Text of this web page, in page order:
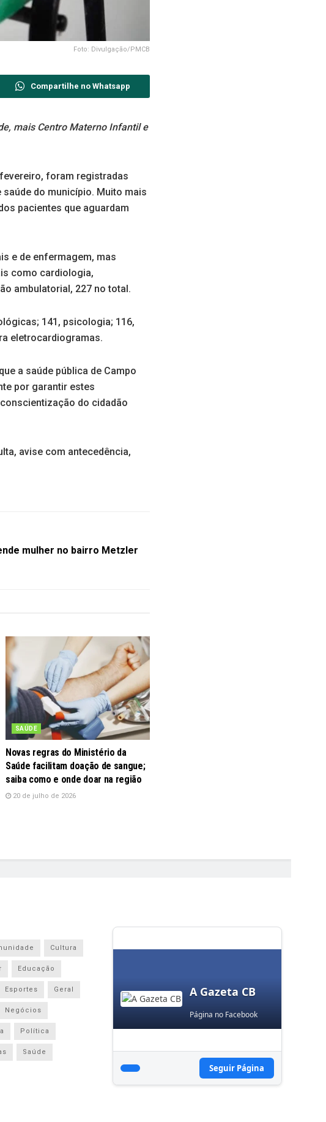
Foto: Divulgação/PMCB
Compartilhe no Whatsapp
mais Centro Materno Infantil e
foram registradas
do município. Muito mais
pacientes que aguardam
e de enfermagem, mas
como cardiologia,
ambulatorial, 227 no total.
141, psicologia; 116,
eletrocardiogramas.
a saúde pública de Campo
por garantir estes
do cidadão
avise com antecedência,
mulher no bairro Metzler
SAÚDE
Novas regras do Ministério da
Saúde facilitam doação de sangue;
saiba como e onde doar na região
20 de julho de 2026
Cultura
Educação
Esportes Geral
Negócios
Política
Saúde
A Gazeta CB
Página no Facebook
Seguir Página